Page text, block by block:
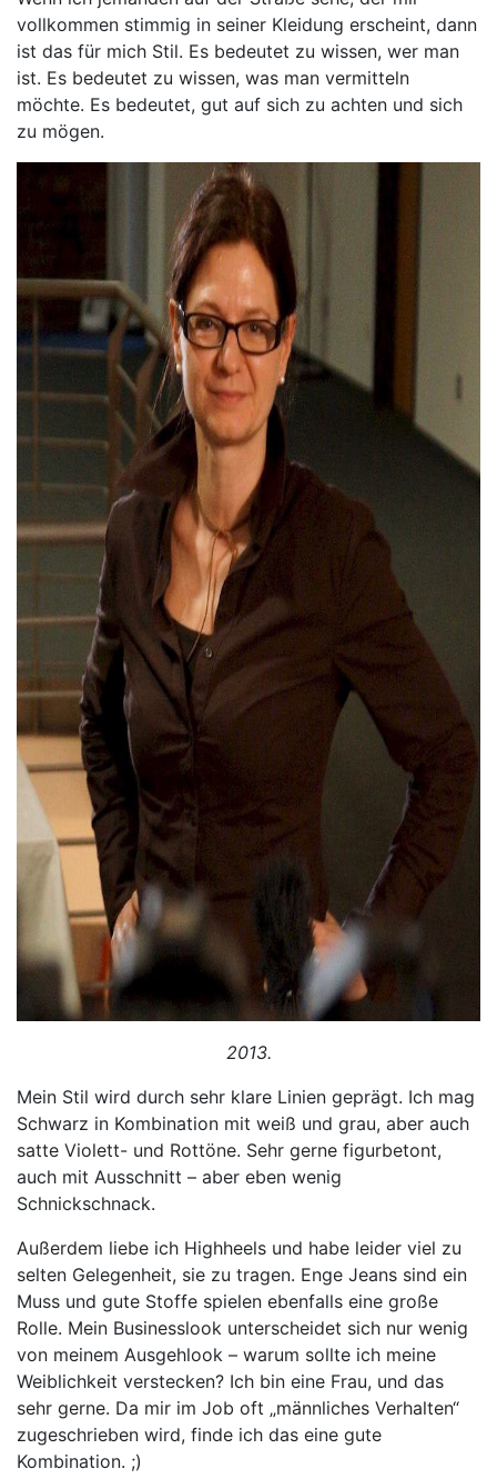
vollkommen stimmig in seiner Kleidung erscheint, dann
ist das für mich Stil. Es bedeutet zu wissen, wer man
ist. Es bedeutet zu wissen, was man vermitteln
möchte. Es bedeutet, gut auf sich zu achten und sich
zu mögen.
2013.
Mein Stil wird durch sehr klare Linien geprägt. Ich mag
Schwarz in Kombination mit weiß und grau, aber auch
satte Violett- und Rottöne. Sehr gerne figurbetont,
auch mit Ausschnitt – aber eben wenig
Schnickschnack.
Außerdem liebe ich Highheels und habe leider viel zu
selten Gelegenheit, sie zu tragen. Enge Jeans sind ein
Muss und gute Stoffe spielen ebenfalls eine große
Rolle. Mein Businesslook unterscheidet sich nur wenig
von meinem Ausgehlook – warum sollte ich meine
Weiblichkeit verstecken? Ich bin eine Frau, und das
sehr gerne. Da mir im Job oft „männliches Verhalten“
zugeschrieben wird, finde ich das eine gute
Kombination. ;)